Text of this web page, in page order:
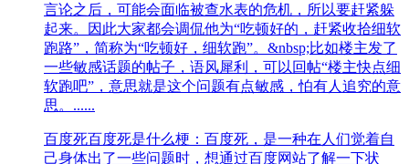
言论之后，可能会面临被查水表的危机，所以要赶紧躲
起来。因此大家都会调侃他为“吃顿好的，赶紧收拾细软
跑路”，简称为“吃顿好，细软跑”。&nbsp;比如楼主发了
一些敏感话题的帖子，语风犀利，可以回帖“楼主快点细
软跑吧”，意思就是这个问题有点敏感，怕有人追究的意
思。......
百度死百度死是什么梗：百度死，是一种在人们觉着自
己身体出了一些问题时，想通过百度网站了解一下状